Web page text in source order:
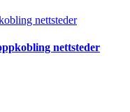
nettsteder
nettsteder